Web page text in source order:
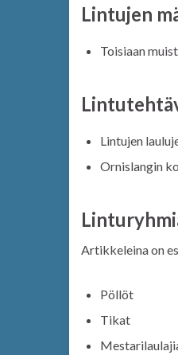
Lintujen
Toisiaan
Lintujen
Ornislangin
Artikkeleina on
Pöllöt
Tikat